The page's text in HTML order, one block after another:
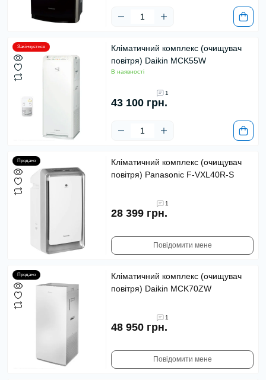
Закінчується
Кліматичний комплекс (очищувач
повітря) Daikin MCK55W
В наявності
1
43 100 грн.
Продано
Кліматичний комплекс (очищувач
повітря) Panasonic F-VXL40R-S
1
28 399 грн.
Повідомити мене
Продано
Кліматичний комплекс (очищувач
повітря) Daikin MCK70ZW
1
48 950 грн.
Повідомити мене